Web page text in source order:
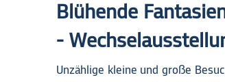
Blühende
-
Unzählige kleine und große